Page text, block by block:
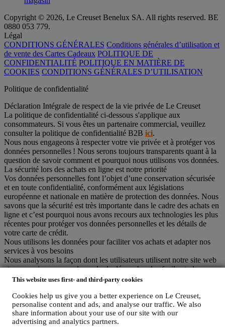
This website uses first- and third-party cookies
Cookies help us give you a better experience on Le Creuset,
personalise content and ads, and analyse our traffic. We also
share information about your use of our site with our
advertising and analytics partners.
Copyright © 2026, Le Creuset Benelux SA. All rights reserved. BE
0880 053 779.
Légal
CONDITIONS GÉNÉRALES Conditions générales d’utilisation et
de vente des Cartes Cadeaux POLITIQUE DE
CONFIDENTIALITÉ POLITIQUE EN MATIÈRE DE
COOKIES CONDITIONS GÉNÉRALES D’UTILISATION
Politique de confidentialité
Déclaration Intégrale de respect de la vie privée de Le Creuset
La politique de confidentialité ci-dessous s'applique aux
consommateurs. Si vous êtes un partenaire commercial, veuillez
consulter la politique de confidentialité B2B ici.
Nous nous engageons à respecter votre vie privée et à protéger vos
données personnelles ! Nous serons toujours transparents quant à la
question de savoir comment et pourquoi nous utilisons vos données.
La sécurité lors des achats en ligne est notre priorité
Vos données personnelles font l’objet d’une conservation sécurisée
et en toute confidentialité, conformément aux législations
européenne et nationale en matière de protection des données. Nous
savons que la sécurité est très importante dans le cadre des achats en
ligne et c’est pourquoi nous avons recours aux technologies les plus
récentes pour protéger vos données personnelles et les détails de
votre carte de crédit.
Nous utilisons les données pour faciliter vos achats et adapter nos
services à vos besoins
Nous analysons la façon dont les utilisateurs utilisent notre site web
et nos services en vue de rendre la démarche plus facile et plus
intéressante.
avec Le Creuset et pour vous transmettre des nouvelles et des offres
spéciales
Si vous décidez de faire partie de la base de données de clients du
groupe et de recevoir les newsletters et les communications